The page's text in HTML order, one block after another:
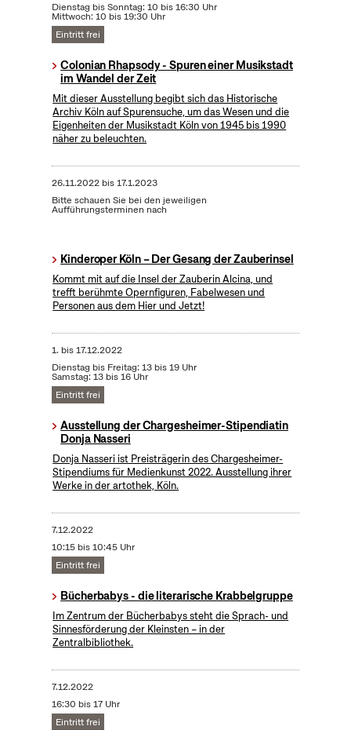
Dienstag bis Sonntag: 10 bis 16:30 Uhr
Mittwoch: 10 bis 19:30 Uhr
Eintritt frei
Colonian Rhapsody - Spuren einer Musikstadt
im Wandel der Zeit
Mit dieser Ausstellung begibt sich das Historische
Archiv Köln auf Spurensuche, um das Wesen und die
Eigenheiten der Musikstadt Köln von 1945 bis 1990
näher zu beleuchten.
26.11.2022bis17.1.2023
Bitte schauen Sie bei den jeweiligen
Aufführungsterminen nach
Kinderoper Köln – Der Gesang der Zauberinsel
Kommt mit auf die Insel der Zauberin Alcina, und
trefft berühmte Opernfiguren, Fabelwesen und
Personen aus dem Hier und Jetzt!
1. bis17.12.2022
Dienstag bis Freitag: 13 bis 19 Uhr
Samstag: 13 bis 16 Uhr
Eintritt frei
Ausstellung der Chargesheimer-Stipendiatin
Donja Nasseri
Donja Nasseri ist Preisträgerin des Chargesheimer-
Stipendiums für Medienkunst 2022. Ausstellung ihrer
Werke in der artothek, Köln.
7.12.2022
10:15 bis 10:45 Uhr
Eintritt frei
Bücherbabys - die literarische Krabbelgruppe
Im Zentrum der Bücherbabys steht die Sprach- und
Sinnesförderung der Kleinsten – in der
Zentralbibliothek.
7.12.2022
16:30 bis 17 Uhr
Eintritt frei